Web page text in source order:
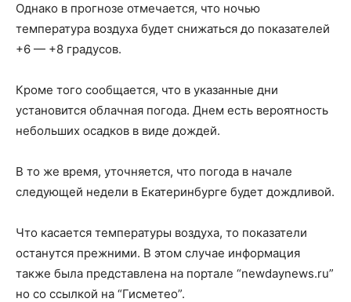
Однако в прогнозе отмечается, что ночью
температура воздуха будет снижаться до показателей
+6 — +8 градусов.
Кроме того сообщается, что в указанные дни
установится облачная погода. Днем есть вероятность
небольших осадков в виде дождей.
В то же время, уточняется, что погода в начале
следующей недели в Екатеринбурге будет дождливой.
Что касается температуры воздуха, то показатели
останутся прежними. В этом случае информация
также была представлена на портале “newdaynews.ru”
но со ссылкой на “Гисметео”.